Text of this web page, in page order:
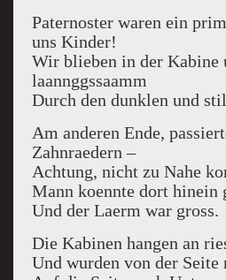
Paternoster waren ein
uns Kinder!
Wir blieben in der Kabine
laannggssaamm
Durch den dunklen und
Am anderen Ende,
Zahnraedern –
Achtung, nicht zu Nahe
Mann koennte dort hinein
Und der Laerm war gross.
Die Kabinen hangen an
Und wurden von der Seite